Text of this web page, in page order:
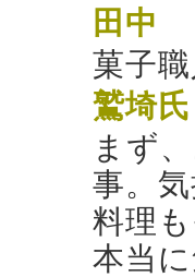
田中
菓子
鷲埼氏
まず
事。
料理
本当